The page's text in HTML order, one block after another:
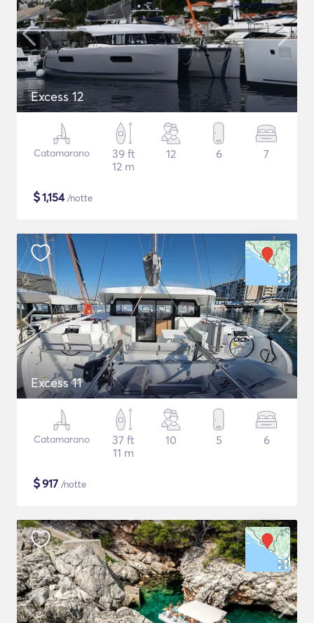
Excess 12
Catamarano
39 ft
12 m
12 6 7
$1,154/notte
Excess 11
Catamarano
37 ft
11 m
10 5 6
$917 /notte